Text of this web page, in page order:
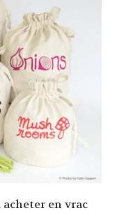
en vrac